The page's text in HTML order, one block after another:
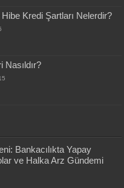
Kredi Şartları Nelerdir?
Nasıldır?
Bankacılıkta Yapay
ve Halka Arz Gündemi